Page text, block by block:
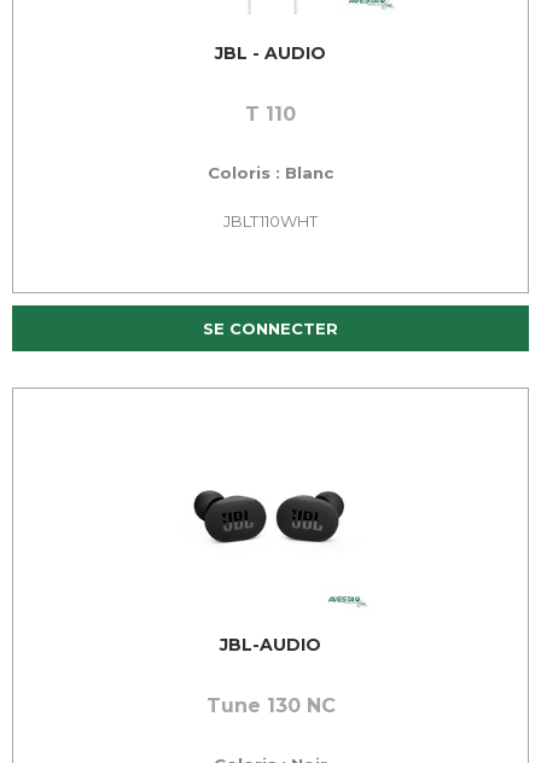
JBL - AUDIO
T 110
Coloris : Blanc
JBLT110WHT
SE CONNECTER
JBL-AUDIO
Tune 130 NC